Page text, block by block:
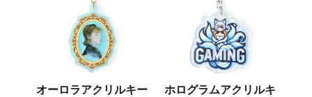
オーロラアクリルキー
ホログラムアクリルキ